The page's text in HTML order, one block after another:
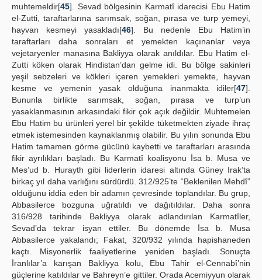
muhtemeldir[45]. Sevad bölgesinin Karmatî idarecisi Ebu Hatim
el-Zutti, taraftarlarına sarımsak, soğan, pırasa ve turp yemeyi,
hayvan kesmeyi yasakladı[46]. Bu nedenle Ebu Hatim’in
taraftarları daha sonraları et yemekten kaçınanlar veya
vejetaryenler manasına Bakliyya olarak anıldılar. Ebu Hatim el-
Zutti köken olarak Hindistan’dan gelme idi. Bu bölge sakinleri
yeşil sebzeleri ve kökleri içeren yemekleri yemekte, hayvan
kesme ve yemenin yasak olduğuna inanmakta idiler[47].
Bununla birlikte sarımsak, soğan, pırasa ve turp’un
yasaklanmasının arkasındaki fikir çok açık değildir. Muhtemelen
Ebu Hatim bu ürünleri yerel bir şekilde tüketmekten ziyade ihraç
etmek istemesinden kaynaklanmış olabilir. Bu yılın sonunda Ebu
Hatim tamamen görme gücünü kaybetti ve taraftarları arasında
fikir ayrılıkları başladı. Bu Karmatî koalisyonu İsa b. Musa ve
Mes’ud b. Hurayth gibi liderlerin idaresi altında Güney Irak’ta
birkaç yıl daha varlığını sürdürdü. 312/925’te “Beklenilen Mehdî”
olduğunu iddia eden bir adamın çevresinde toplandılar. Bu grup,
Abbasilerce bozguna uğratıldı ve dağıtıldılar. Daha sonra
316/928 tarihinde Bakliyya olarak adlandırılan Karmatîler,
Sevad’da tekrar isyan ettiler. Bu dönemde İsa b. Musa
Abbasilerce yakalandı; Fakat, 320/932 yılında hapishaneden
kaçtı. Misyonerlik faaliyetlerine yeniden başladı. Sonuçta
İranlılar’a karışan Bakliyya kolu, Ebu Tahir el-Cennabî’nin
güçlerine katıldılar ve Bahreyn’e gittiler. Orada Acemiyyun olarak